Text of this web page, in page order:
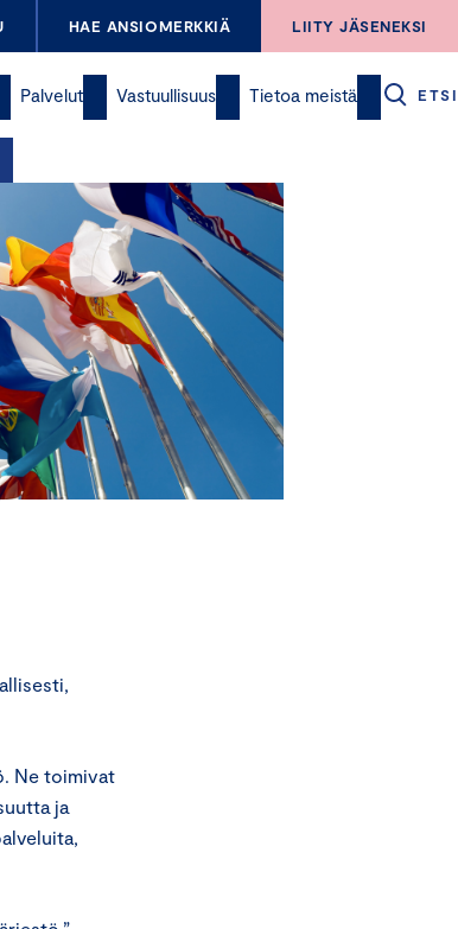
HAE ANSIOMERKKIÄ LIITY JÄSENEKSI
Palvelut Vastuullisuus Tietoa meistä ETSI
Ne toimivat
ja